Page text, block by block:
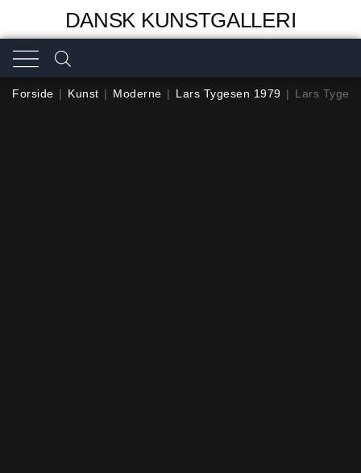
DANSK KUNSTGALLERI
Forside | Kunst | Moderne | Lars Tygesen 1979 | Lars